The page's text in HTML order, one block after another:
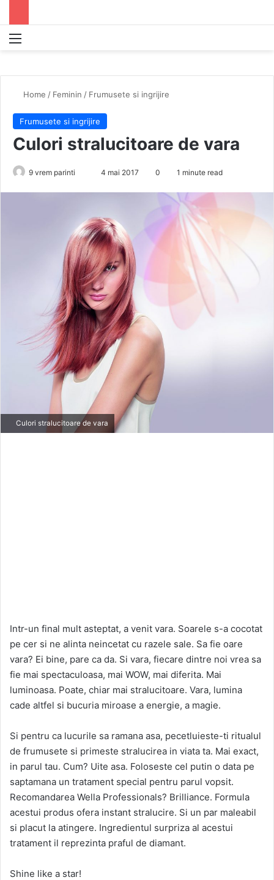
Home / Feminin / Frumusete si ingrijire
Frumusete si ingrijire
Culori stralucitoare de vara
9 vrem parinti
a
n
e
m
a
i
l
4 mai 2017 0 1 minute read
Culori stralucitoare de vara
Intr-un final mult asteptat, a venit vara. Soarele s-a cocotat
pe cer si ne alinta neincetat cu razele sale. Sa fie oare
vara? Ei bine, pare ca da. Si vara, fiecare dintre noi vrea sa
fie mai spectaculoasa, mai WOW, mai diferita. Mai
luminoasa. Poate, chiar mai stralucitoare. Vara, lumina
cade altfel si bucuria miroase a energie, a magie.
Si pentru ca lucurile sa ramana asa, pecetluieste-ti ritualul
de frumusete si primeste stralucirea in viata ta. Mai exact,
in parul tau. Cum? Uite asa. Foloseste cel putin o data pe
saptamana un tratament special pentru parul vopsit.
Recomandarea Wella Professionals? Brilliance. Formula
acestui produs ofera instant stralucire. Si un par maleabil
si placut la atingere. Ingredientul surpriza al acestui
tratament il reprezinta praful de diamant.
Shine like a star!